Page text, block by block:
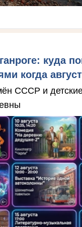
куда
когда
СССР и